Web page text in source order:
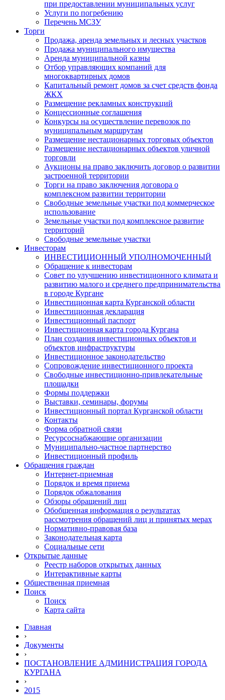
при предоставлении муниципальных услуг
Услуги по погребению
Перечень МСЗУ
Торги
Продажа, аренда земельных и лесных участков
Продажа муниципального имущества
Аренда муниципальной казны
Отбор управляющих компаний для
многоквартирных домов
Капитальный ремонт домов за счет средств фонда
ЖКХ
Размещение рекламных конструкций
Концессионные соглашения
Конкурсы на осуществление перевозок по
муниципальным маршрутам
Размещение нестационарных торговых объектов
Размещение нестационарных объектов уличной
торговли
Аукционы на право заключить договор о развитии
застроенной территории
Торги на право заключения договора о
комплексном развитии территории
Свободные земельные участки под коммерческое
использование
Земельные участки под комплексное развитие
территорий
Свободные земельные участки
Инвесторам
ИНВЕСТИЦИОННЫЙ УПОЛНОМОЧЕННЫЙ
Обращение к инвесторам
Совет по улучшению инвестиционного климата и
развитию малого и среднего предпринимательства
в городе Кургане
Инвестиционная карта Курганской области
Инвестиционная декларация
Инвестиционный паспорт
Инвестиционная карта города Кургана
План создания инвестиционных объектов и
объектов инфраструктуры
Инвестиционное законодательство
Сопровождение инвестиционного проекта
Свободные инвестиционно-привлекательные
площадки
Формы поддержки
Выставки, семинары, форумы
Инвестиционный портал Курганской области
Контакты
Форма обратной связи
Ресурсоснабжающие организации
Муниципально-частное партнерство
Инвестиционный профиль
Обращения граждан
Интернет-приемная
Порядок и время приема
Порядок обжалования
Обзоры обращений лиц
Обобщенная информация о результатах
рассмотрения обращений лиц и принятых мерах
Нормативно-правовая база
Законодательная карта
Социальные сети
Открытые данные
Реестр наборов открытых данных
Интерактивные карты
Общественная приемная
Поиск
Поиск
Карта сайта
Главная
›
Документы
›
ПОСТАНОВЛЕНИЕ АДМИНИСТРАЦИЯ ГОРОДА
КУРГАНА
›
2015